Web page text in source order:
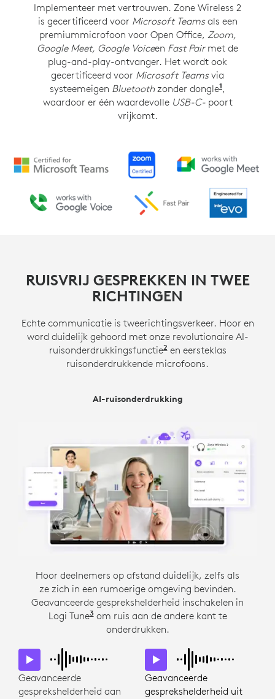
Implementeer met vertrouwen. Zone Wireless 2
is gecertificeerd voor Microsoft Teamsals een
premiummicrofoon voor Open Office, Zoom,
Google Meet, Google Voiceen Fast Pairmet de
plug-and-play-ontvanger. Het wordt ook
gecertificeerd voor Microsoft Teamsvia
systeemeigen Bluetoothzonder dongle1Vereist
,
waardoor er één waardevolle USB-C-poort
vrijkomt.
AI-ruisonderdrukking
Hoor deelnemers op afstand duidelijk, zelfs als
ze zich in een rumoerige omgeving bevinden.
Geavanceerde gesprekshelderheid inschakelen in
Logi Tune3Logi Tune is niet beschikbaar voor
om ruis aan de andere kant te
onderdrukken.
Geavanceerde
gesprekshelderheid aan
Geavanceerde
gesprekshelderheid uit
SUPERIEURE RUISONDERDRUKKENDE MICROFOONS
Laat belangrijke gesprekken niet verstoren door
lawaai. Vier ruisonderdrukkende microfoons
onderdrukken het geluid van gesprekken in de
buurt, HVAC of blaffende honden.
RUISVRIJ GESPREKKEN IN TWEE
RICHTINGEN
Echte communicatie is tweerichtingsverkeer. Hoor en
word duidelijk gehoord met onze revolutionaire AI-
ruisonderdrukkingsfunctie2Schakel
en eersteklas
ruisonderdrukkende microfoons.